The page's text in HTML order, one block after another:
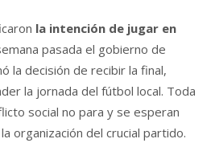
la intención de jugar en
pasada el gobierno de
la decisión de recibir la final,
la jornada del fútbol local. Toda
social no para y se esperan
organización del crucial partido.